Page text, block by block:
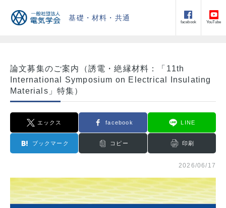
基礎・材料・共通
facebook YouTube
論文募集のご案内（誘電・絶縁材料：「11th
International Symposium on Electrical Insulating
Materials」特集）
エックス facebook LINE
ブックマーク コピー 印刷
2026/06/17